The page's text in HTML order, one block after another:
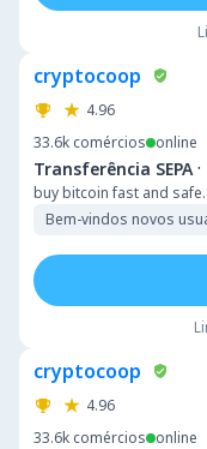
cryptocoop
4.96
33.6k comércios online
Transferência SEPA ·
buy bitcoin fast and
Bem-vindos novos
cryptocoop
4.96
33.6k comércios online